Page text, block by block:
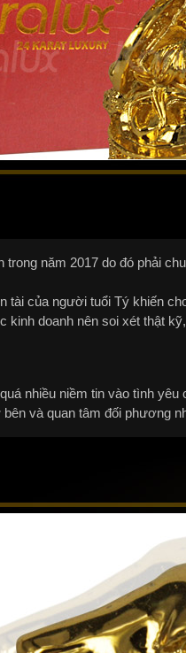
năm 2017 do đó phải
của người tuổi Tý khiến
kinh doanh nên soi xét thật
nhiều niềm tin vào tình
và quan tâm đối phương